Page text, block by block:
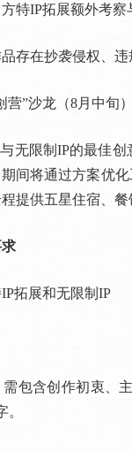
方特IP拓展额外考察
在抄袭侵权、违
”沙龙（8月中旬）
限制IP的最佳创
间将通过方案优
提供五星住宿、餐
展和无限制IP
含创作初衷、主